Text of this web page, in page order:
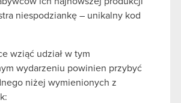
niespodziankę – unikalny kod
wziąć udział w tym
wydarzeniu powinien przybyć
niżej wymienionych z